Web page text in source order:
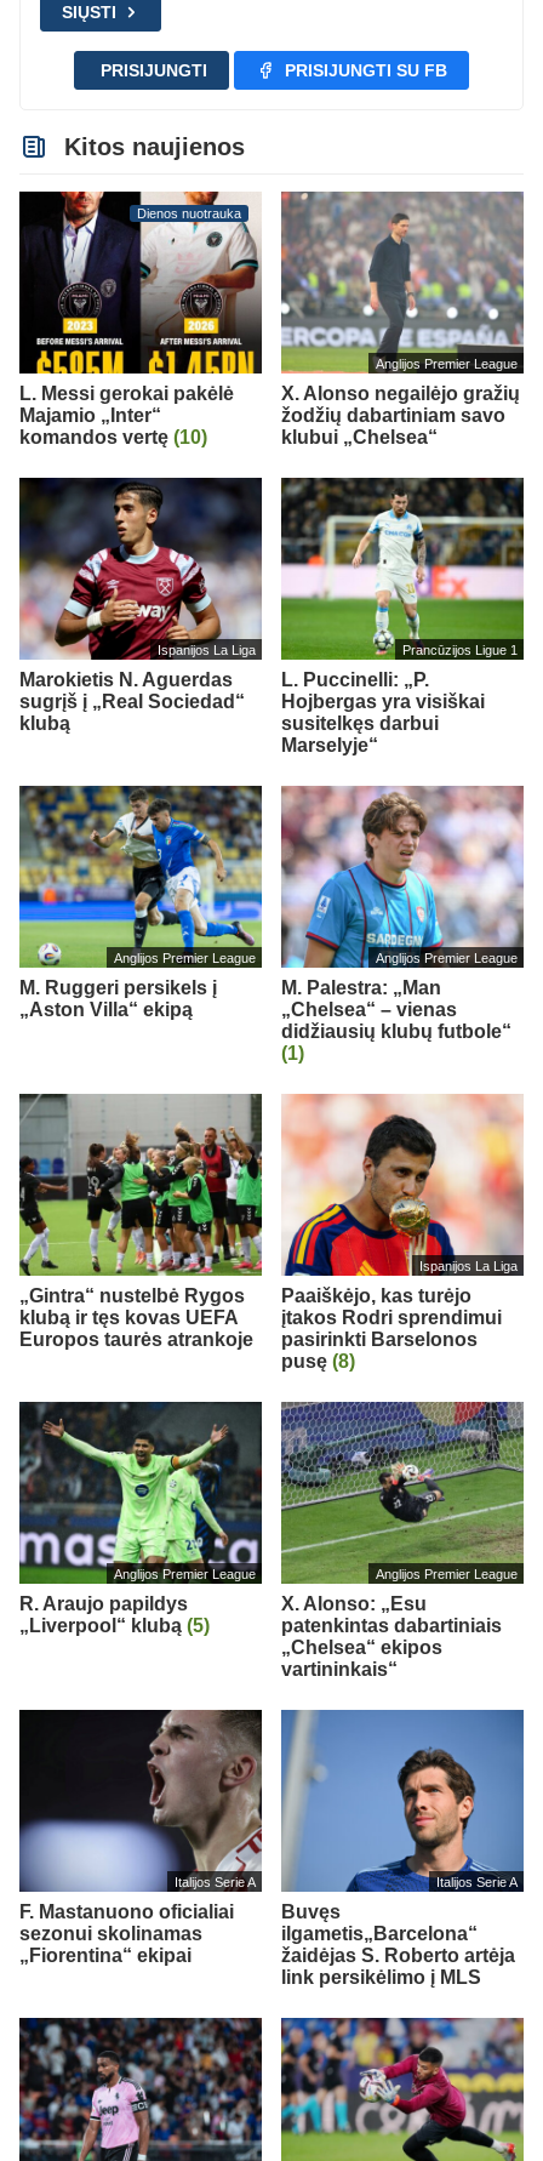
SIŲSTI
PRISIJUNGTI PRISIJUNGTI SU FB
Kitos naujienos
Dienos nuotrauka
L. Messi gerokai pakėlė
Majamio „Inter“
komandos vertę (10)
Anglijos Premier League
X. Alonso negailėjo gražių
žodžių dabartiniam savo
klubui „Chelsea“
Ispanijos La Liga
Marokietis N. Aguerdas
sugrįš į „Real Sociedad“
klubą
Prancūzijos Ligue 1
L. Puccinelli: „P.
Hojbergas yra visiškai
susitelkęs darbui
Marselyje“
Anglijos Premier League
M. Ruggeri persikels į
„Aston Villa“ ekipą
Anglijos Premier League
M. Palestra: „Man
„Chelsea“ – vienas
didžiausių klubų futbole“
(1)
„Gintra“ nustelbė Rygos
klubą ir tęs kovas UEFA
Europos taurės atrankoje
Ispanijos La Liga
Paaiškėjo, kas turėjo
įtakos Rodri sprendimui
pasirinkti Barselonos
pusę (8)
Anglijos Premier League
R. Araujo papildys
„Liverpool“ klubą (5)
Anglijos Premier League
X. Alonso: „Esu
patenkintas dabartiniais
„Chelsea“ ekipos
vartininkais“
Italijos Serie A
F. Mastanuono oficialiai
sezonui skolinamas
„Fiorentina“ ekipai
Italijos Serie A
Buvęs
ilgametis„Barcelona“
žaidėjas S. Roberto artėja
link persikėlimo į MLS